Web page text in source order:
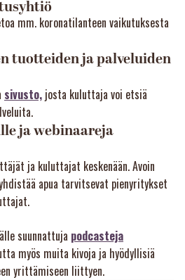
mm. koronatilanteen vaikutuksesta
tuotteiden ja palveluiden
sivusto, josta kuluttaja voi etsiä
ja webinaareja
ja kuluttajat keskenään. Avoin
apua tarvitsevat pienyritykset
suunnattuja podcasteja
myös muita kivoja ja hyödyllisiä
yrittämiseen liittyen.